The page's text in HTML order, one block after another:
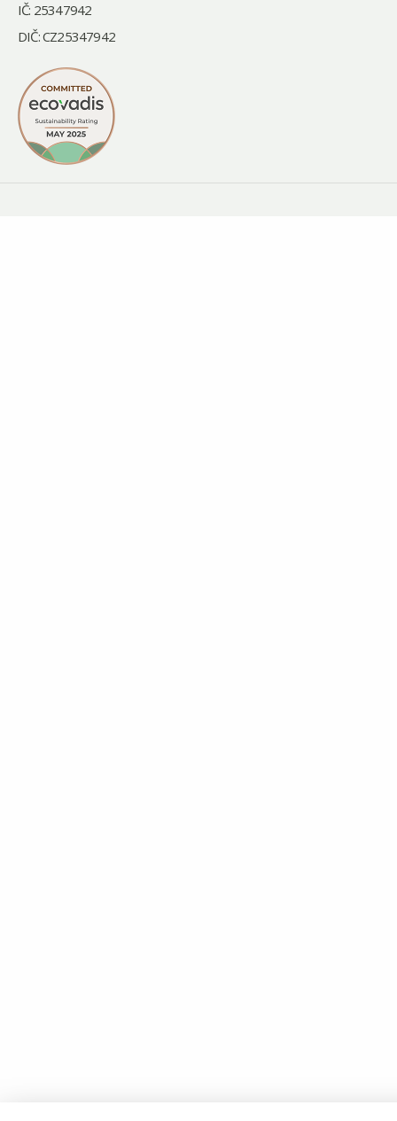
IČ: 25347942
DIČ: CZ25347942